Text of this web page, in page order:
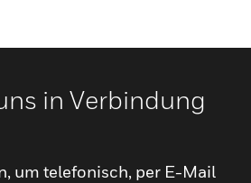
in Verbindung
um telefonisch, per E-Mail